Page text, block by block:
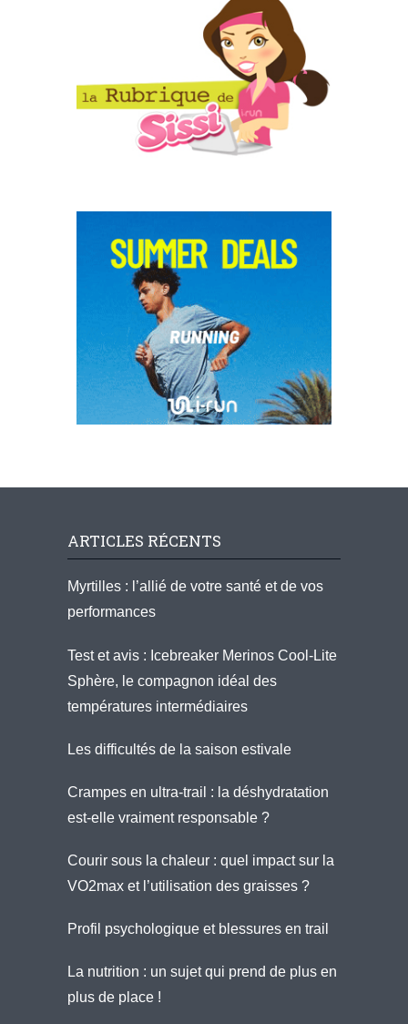
ARTICLES RÉCENTS
Myrtilles : l’allié de votre santé et de vos
performances
Test et avis : Icebreaker Merinos Cool-Lite
Sphère, le compagnon idéal des
températures intermédiaires
Les difficultés de la saison estivale
Crampes en ultra-trail : la déshydratation
est-elle vraiment responsable ?
Courir sous la chaleur : quel impact sur la
VO2max et l’utilisation des graisses ?
Profil psychologique et blessures en trail
La nutrition : un sujet qui prend de plus en
plus de place !